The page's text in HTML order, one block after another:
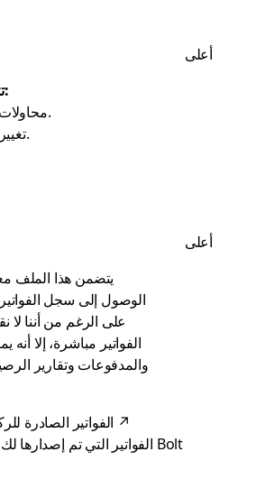
أعلى
تتضمن هذه البيانات:
محاولات تسجيل الدخول.
تغييرات كلمة المرور.
أعلى
يتضمن هذا الملف
الوصول إلى سجل
على الرغم من أننا لا
الفواتير مباشرة، إلا
والمدفوعات وتقارير
الفواتير الصادرة ↗
الفواتير التي تم إصدارها لك كسائق بواسطة Bolt